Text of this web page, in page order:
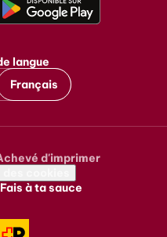
langue
Français
d'imprimer
à ta sauce